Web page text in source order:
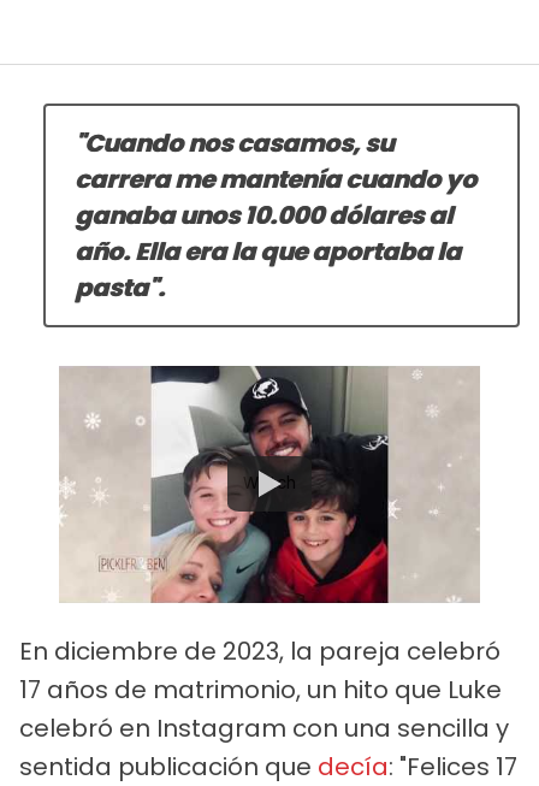
"Cuando nos casamos, su
carrera me mantenía cuando yo
ganaba unos 10.000 dólares al
año. Ella era la que aportaba la
pasta".
Watch
En diciembre de 2023, la pareja celebró
17 años de matrimonio, un hito que Luke
celebró en Instagram con una sencilla y
sentida publicación que decía: "Felices 17